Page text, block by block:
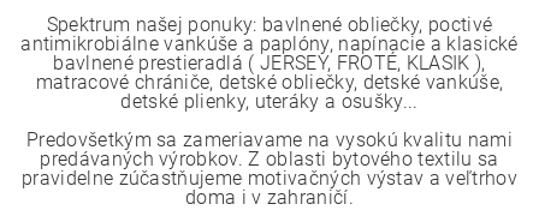
Spektrum našej ponuky: bavlnené obliečky, poctivé
antimikrobiálne vankúše a paplóny, napínacie a klasické
bavlnené prestieradlá ( JERSEY, FROTÉ, KLASIK ),
matracové chrániče, detské obliečky, detské vankúše,
detské plienky, uteráky a osušky...
Predovšetkým sa zameriavame na vysokú kvalitu nami
predávaných výrobkov. Z oblasti bytového textilu sa
pravidelne zúčastňujeme motivačných výstav a veľtrhov
doma i v zahraničí.